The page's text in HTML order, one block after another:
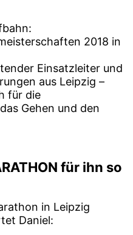
2018 in
Einsatzleiter und
aus Leipzig –
für die
Gehen und den
für ihn so
in Leipzig
Daniel: